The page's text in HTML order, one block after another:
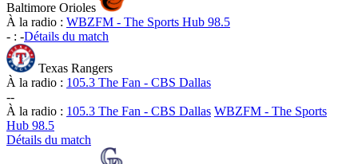
Baltimore Orioles
À la radio : WBZFM - The Sports Hub 98.5
- : -Détails du match
Texas Rangers
À la radio : 105.3 The Fan - CBS Dallas
--
À la radio : 105.3 The Fan - CBS Dallas WBZFM - The Sports
Hub 98.5
Détails du match